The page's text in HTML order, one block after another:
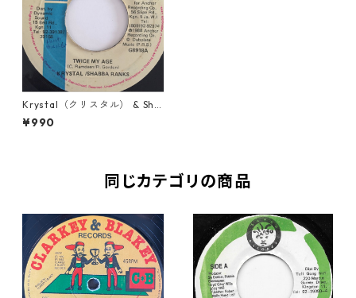
Krystal（クリスタル） & Sha
bba Ranks（シャバランク
ス） - Twice My Age【7'】
¥990
同じカテゴリの商品